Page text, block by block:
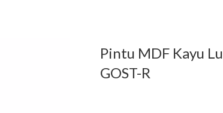
Pintu MDF Kayu
GOST-R